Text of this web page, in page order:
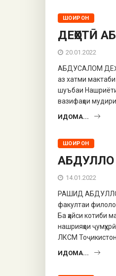
ШОИРОН
ДЕҲОТӢ
20.01.2022
АБДУСАЛОМ
аз хатми
шуъбаи
вазифаҳои
ИДОМА...
ШОИРОН
14.01.2022
РАШИД АБДУЛЛО
факултаи
Ба ҳайси котиби
нашрияҳои
ЛКСМ
ИДОМА...